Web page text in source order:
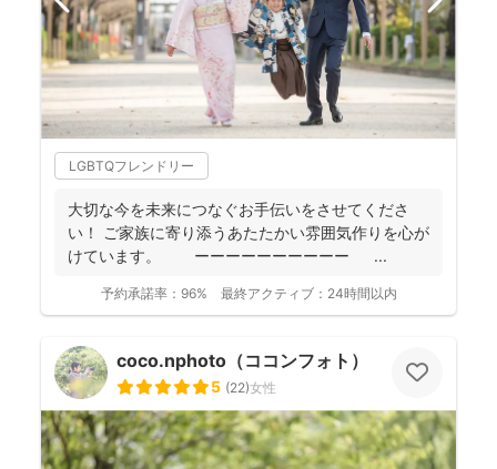
LGBTQフレンドリー
大切な今を未来につなぐお手伝いをさせてくださ
い！ ご家族に寄り添うあたたかい雰囲気作りを心が
けています。 ーーーーーーーーーー ...
予約承諾率： 96% 最終アクティブ： 24時間以内
coco.nphoto（ココンフォト）
5 (22)女性